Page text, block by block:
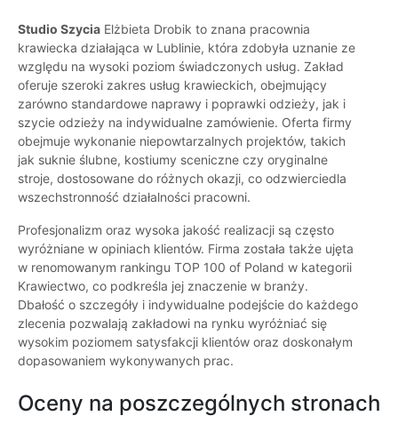
Studio Szycia Elżbieta Drobik to znana pracownia
krawiecka działająca w Lublinie, która zdobyła uznanie ze
względu na wysoki poziom świadczonych usług. Zakład
oferuje szeroki zakres usług krawieckich, obejmujący
zarówno standardowe naprawy i poprawki odzieży, jak i
szycie odzieży na indywidualne zamówienie. Oferta firmy
obejmuje wykonanie niepowtarzalnych projektów, takich
jak suknie ślubne, kostiumy sceniczne czy oryginalne
stroje, dostosowane do różnych okazji, co odzwierciedla
wszechstronność działalności pracowni.
Profesjonalizm oraz wysoka jakość realizacji są często
wyróżniane w opiniach klientów. Firma została także ujęta
w renomowanym rankingu TOP 100 of Poland w kategorii
Krawiectwo, co podkreśla jej znaczenie w branży.
Dbałość o szczegóły i indywidualne podejście do każdego
zlecenia pozwalają zakładowi na rynku wyróżniać się
wysokim poziomem satysfakcji klientów oraz doskonałym
dopasowaniem wykonywanych prac.
Oceny na poszczególnych stronach